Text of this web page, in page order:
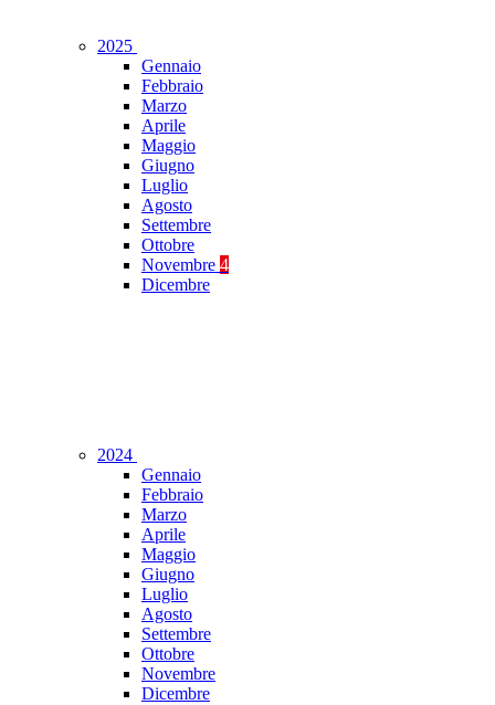
2025
Gennaio
Febbraio
Marzo
Aprile
Maggio
Giugno
Luglio
Agosto
Settembre
Ottobre
Novembre 4
Dicembre
2024
Gennaio
Febbraio
Marzo
Aprile
Maggio
Giugno
Luglio
Agosto
Settembre
Ottobre
Novembre
Dicembre